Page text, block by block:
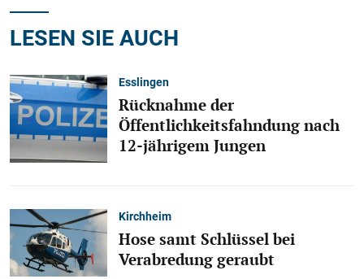
LESEN SIE AUCH
Esslingen
Rücknahme der
Öffentlichkeitsfahndung nach
12-jährigem Jungen
Kirchheim
Hose samt Schlüssel bei
Verabredung geraubt